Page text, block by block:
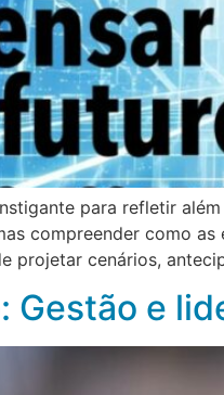
para refletir
compreender como
projetar cenários,
Gestão e